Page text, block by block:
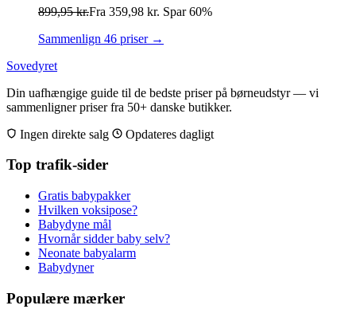
899,95kr.Fra 359,98 kr. Spar 60%
Sammenlign 46 priser →
Sovedyret
Din uafhængige guide til de bedste priser på børneudstyr — vi
sammenligner priser fra 50+ danske butikker.
Ingen direkte salg
Opdateres dagligt
Top trafik-sider
Gratis babypakker
Hvilken voksipose?
Babydyne mål
Hvornår sidder baby selv?
Neonate babyalarm
Babydyner
Populære mærker